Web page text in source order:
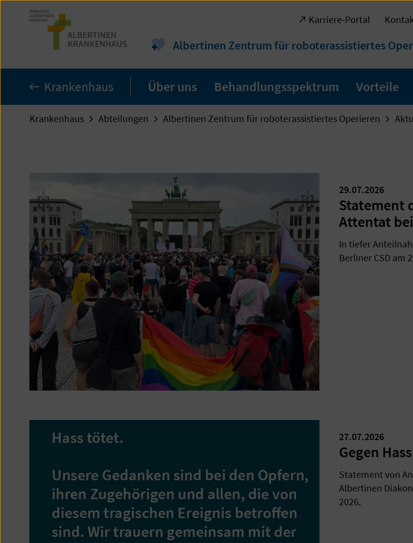
Zum
Seiteninhalt
Albertinen Zentrum für roboterassistiertes
Karriere-Portal
Krankenhaus Über uns Behandlungsspektrum Vorteile
Krankenhaus Abteilungen Albertinen Zentrum für roboterassistiertes Operieren
29.07.2026
Statement
Attentat
In tiefer
Berliner CSD am
27.07.2026
Gegen
Statement von
Albertinen
2026.